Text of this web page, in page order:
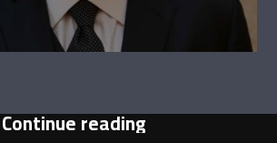
Continue reading